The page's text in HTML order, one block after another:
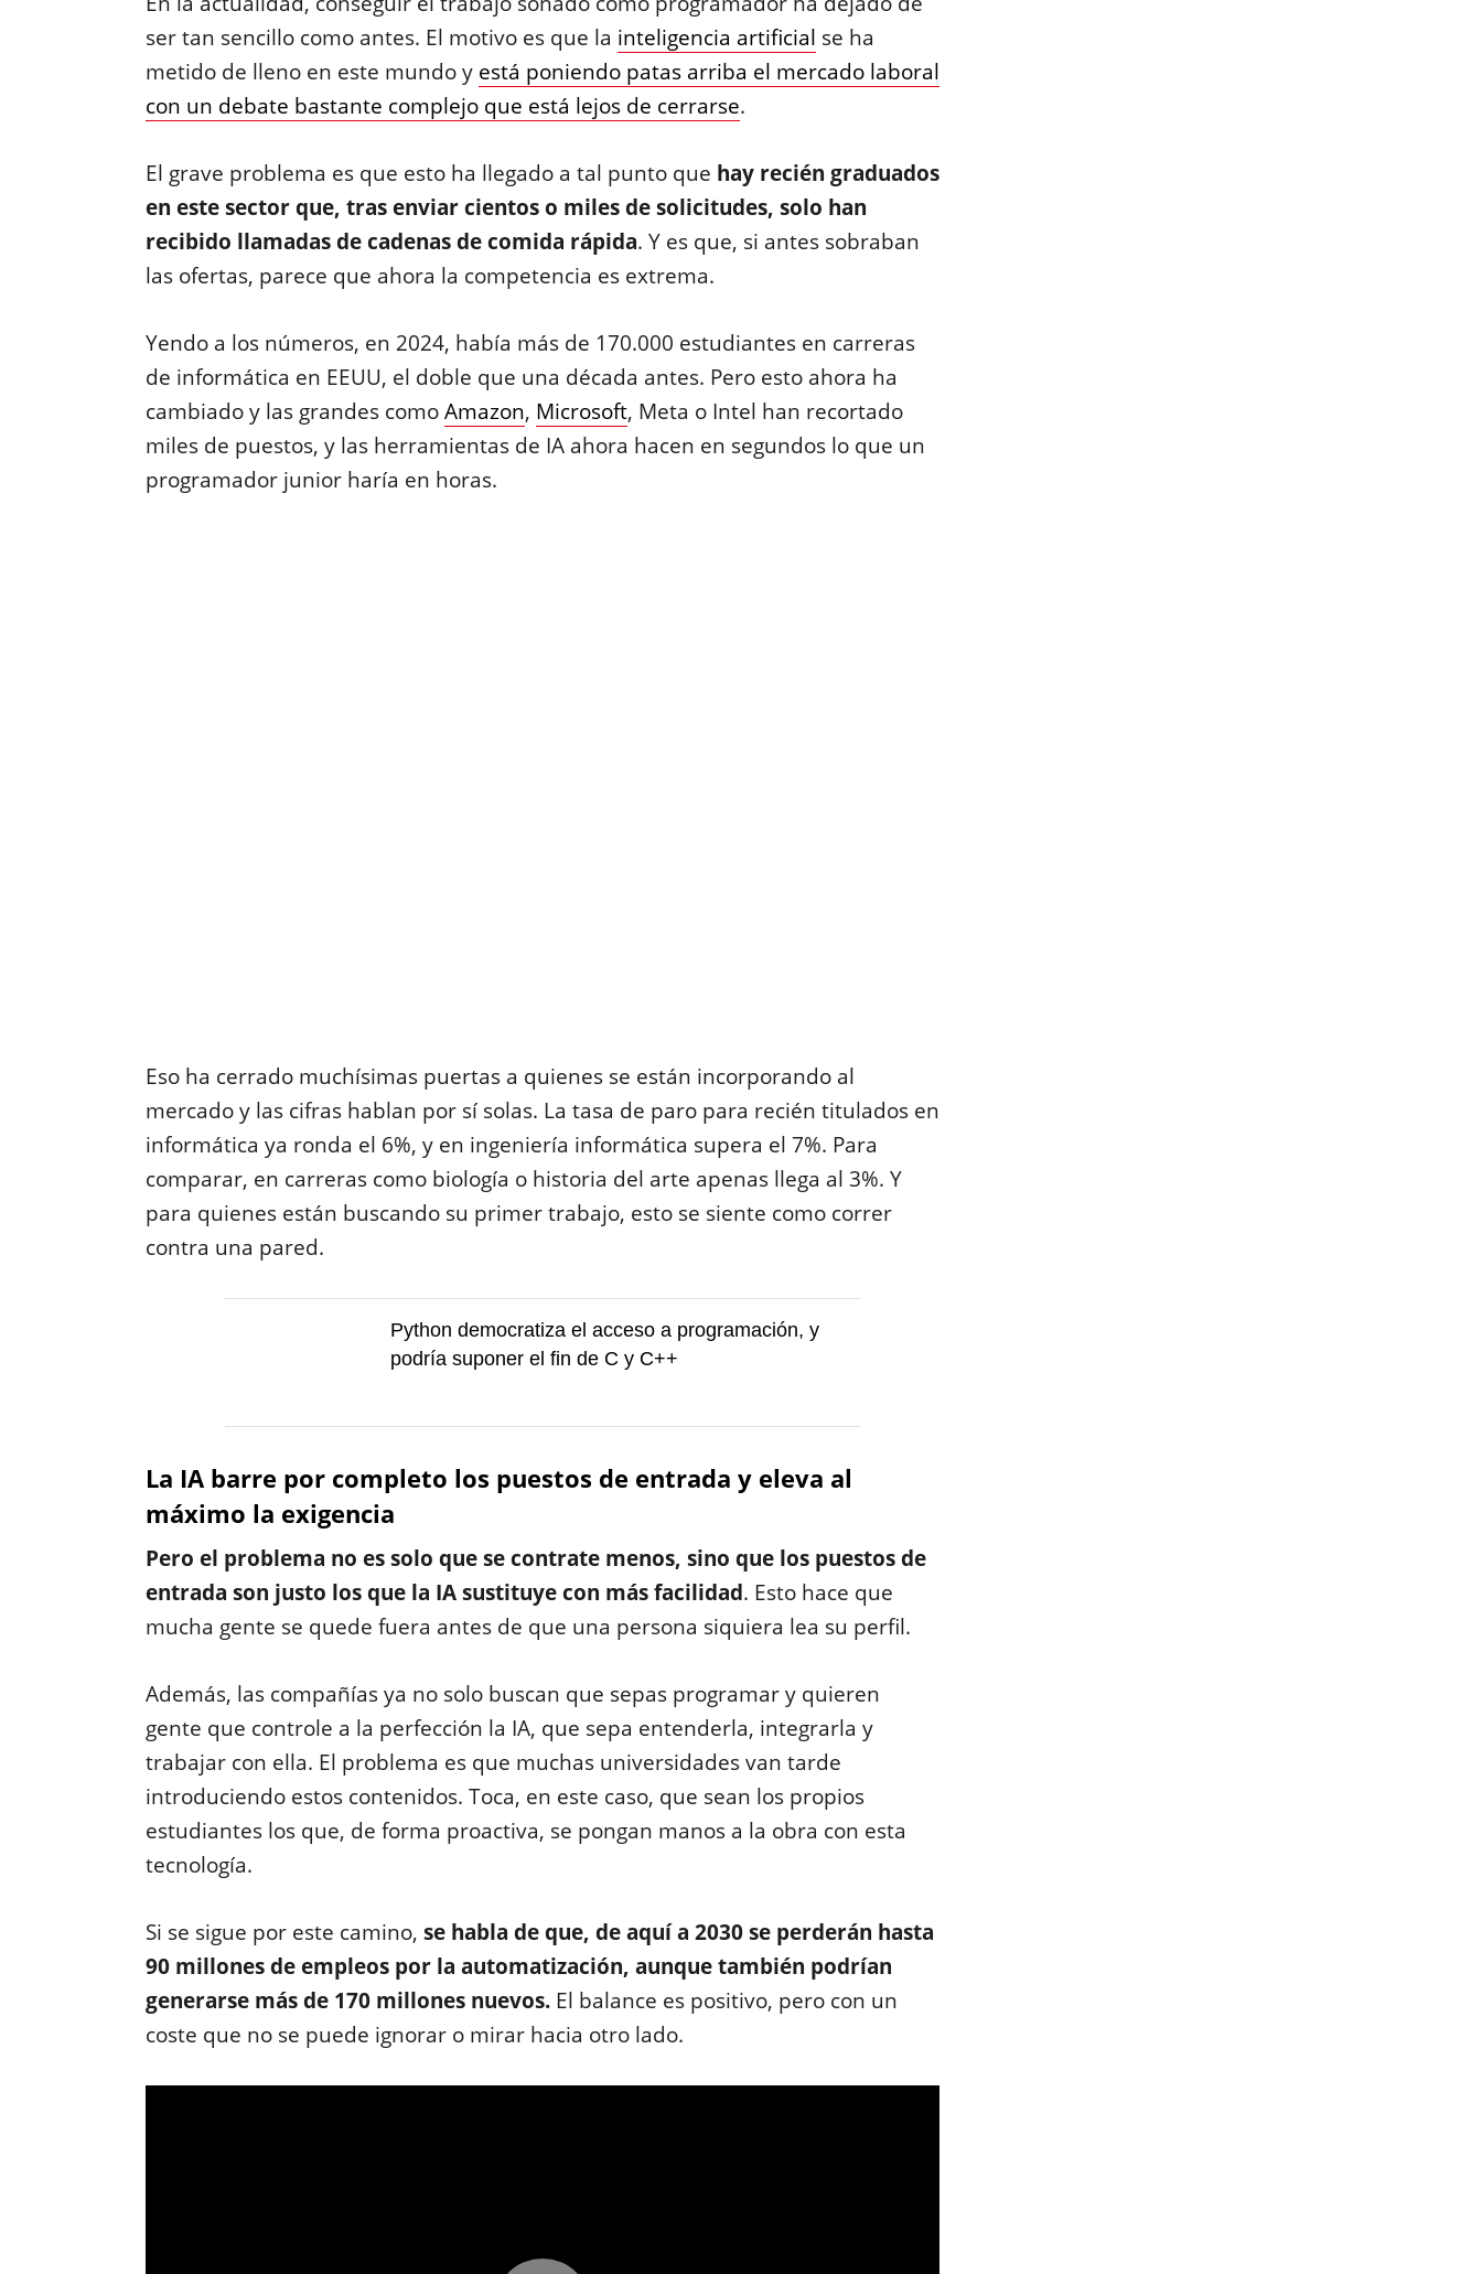
ser tan sencillo como antes. El motivo es que la inteligencia artificial se ha
metido de lleno en este mundo y está poniendo patas arriba el mercado laboral
con un debate bastante complejo que está lejos de cerrarse.
El grave problema es que esto ha llegado a tal punto que hay recién graduados
en este sector que, tras enviar cientos o miles de solicitudes, solo han
recibido llamadas de cadenas de comida rápida. Y es que, si antes sobraban
las ofertas, parece que ahora la competencia es extrema.
Yendo a los números, en 2024, había más de 170.000 estudiantes en carreras
de informática en EEUU, el doble que una década antes. Pero esto ahora ha
cambiado y las grandes comoAmazon, Microsoft, Meta o Intel han recortado
miles de puestos, y las herramientas de IA ahora hacen en segundos lo que un
programador junior haría en horas.
Eso ha cerrado muchísimas puertas a quienes se están incorporando al
mercado y las cifras hablan por sí solas. La tasa de paro para recién titulados en
informática ya ronda el 6%, y en ingeniería informática supera el 7%. Para
comparar, en carreras como biología o historia del arte apenas llega al 3%. Y
para quienes están buscando su primer trabajo, esto se siente como correr
contra una pared.
Python democratiza el acceso a programación, y
podría suponer el fin de C y C++
La IA barre por completo los puestos de entrada y eleva al
máximo la exigencia
Pero el problema no es solo que se contrate menos, sino que los puestos de
entrada son justo los que la IA sustituye con más facilidad. Esto hace que
mucha gente se quede fuera antes de que una persona siquiera lea su perfil.
Además, las compañías ya no solo buscan que sepas programar y quieren
gente que controle a la perfección la IA, que sepa entenderla, integrarla y
trabajar con ella. El problema es que muchas universidades van tarde
introduciendo estos contenidos. Toca, en este caso, que sean los propios
estudiantes los que, de forma proactiva, se pongan manos a la obra con esta
tecnología.
Si se sigue por este camino, se habla de que, de aquí a 2030 se perderán hasta
90 millones de empleos por la automatización, aunque también podrían
generarse más de 170 millones nuevos.El balance es positivo, pero con un
coste que no se puede ignorar o mirar hacia otro lado.